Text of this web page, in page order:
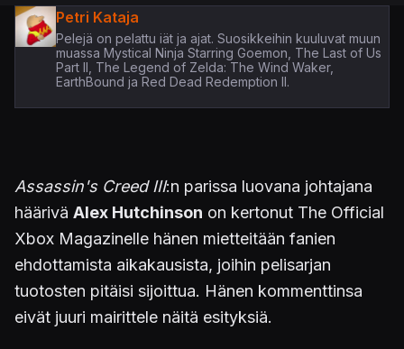
Petri Kataja
Pelejä on pelattu iät ja ajat. Suosikkeihin kuuluvat muun
muassa Mystical Ninja Starring Goemon, The Last of Us
Part II, The Legend of Zelda: The Wind Waker,
EarthBound ja Red Dead Redemption II.
Assassin's Creed III:n parissa luovana johtajana
häärivä Alex Hutchinson on kertonut The Official
Xbox Magazinelle hänen mietteitään fanien
ehdottamista aikakausista, joihin pelisarjan
tuotosten pitäisi sijoittua. Hänen kommenttinsa
eivät juuri mairittele näitä esityksiä.